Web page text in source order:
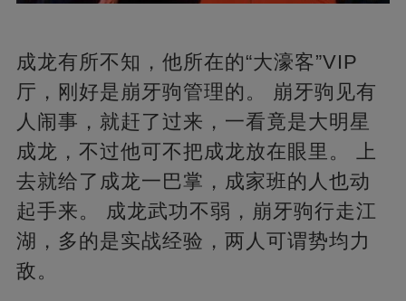
成龙有所不知，他所在的“大濠客”VIP
厅，刚好是崩牙驹管理的。 崩牙驹见有
人闹事，就赶了过来，一看竟是大明星
成龙，不过他可不把成龙放在眼里。 上
去就给了成龙一巴掌，成家班的人也动
起手来。 成龙武功不弱，崩牙驹行走江
湖，多的是实战经验，两人可谓势均力
敌。